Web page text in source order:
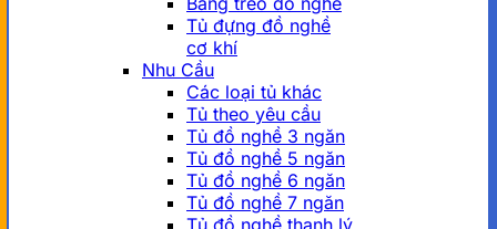
Tủ đựng đồ nghề
cơ khí
Nhu Cầu
Các loại tủ khác
Tủ theo yêu cầu
Tủ đồ nghề 3 ngăn
Tủ đồ nghề 5 ngăn
Tủ đồ nghề 6 ngăn
Tủ đồ nghề 7 ngăn
Tủ đồ nghề thanh lý